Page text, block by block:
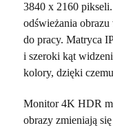
3840 x 2160
odświeżania
do pracy. Matryca
i szeroki kąt
kolory, dzięki
Monitor 4K HDR
obrazy zmieniają